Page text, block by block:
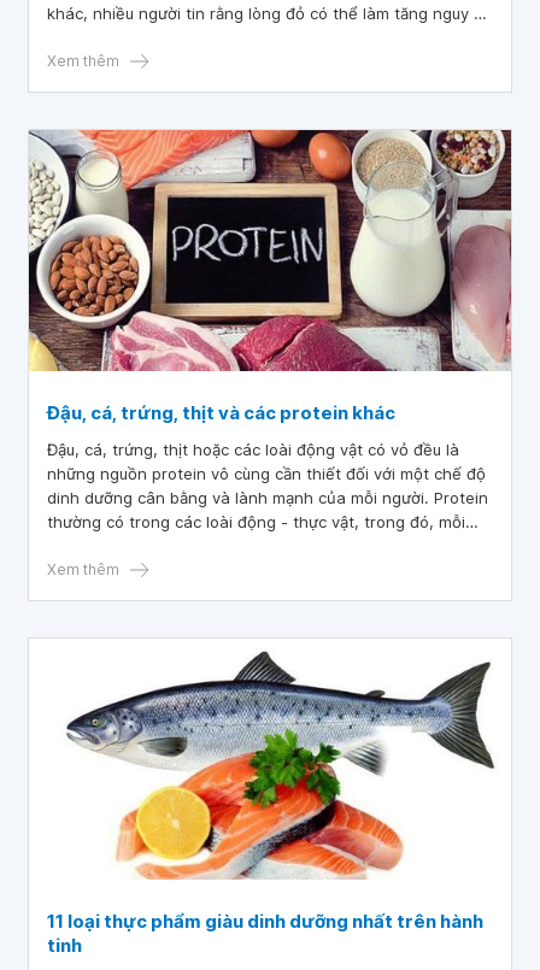
khác, nhiều người tin rằng lòng đỏ có thể làm tăng nguy cơ
bạn? Bài viết này cho chúng ta biết về ăn lòng đỏ trứng có
Xem thêm
Đậu, cá, trứng, thịt và các protein khác
Đậu, cá, trứng, thịt hoặc các loài động vật có vỏ đều là
những nguồn protein vô cùng cần thiết đối với một chế độ
dinh dưỡng cân bằng và lành mạnh của mỗi người. Protein
thường có trong các loài động - thực vật, trong đó, mỗi
riêng biệt.
Xem thêm
11 loại thực phẩm giàu dinh dưỡng nhất trên hành
tinh